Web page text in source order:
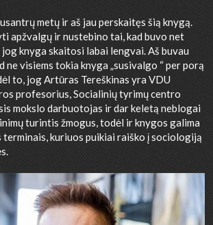
metų ir aš jau perskaitęs šią knygą.
apžvalgų ir nustebino tai, kad buvo net
knyga skaitosi labai lengvai. Aš buvau
ne visiems tokia knyga „susivalgo “ per porą
to, jog Artūras Tereškinas yra VDU
profesorius, Socialinių tyrimų centro
mokslo darbuotojas ir dar keletą neblogai
turintis žmogus, todėl ir knygos galima
terminais, kuriuos puikiai raiško į sociologiją